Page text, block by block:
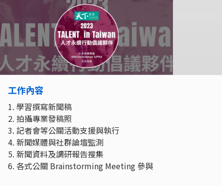
工作內容
1. 學習撰寫新聞稿
2. 拍攝專業發稿照
3. 記者會等公關活動支援與執行
4. 新聞媒體與社群論壇監測
5. 新聞資料及調研報告搜集
6. 各式公關 Brainstorming Meeting 參與